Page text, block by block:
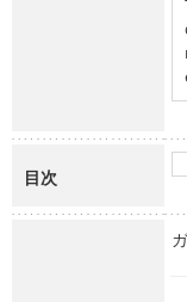
目次